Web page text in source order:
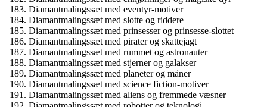
Diamantmalingssæt med eventyr-motiver
Diamantmalingssæt med slotte og riddere
Diamantmalingssæt med prinsesser og prinsesse-slottet
Diamantmalingssæt med pirater og skattejagt
Diamantmalingssæt med rummet og astronauter
Diamantmalingssæt med stjerner og galakser
Diamantmalingssæt med planeter og måner
Diamantmalingssæt med science fiction-motiver
Diamantmalingssæt med aliens og fremmede væsner